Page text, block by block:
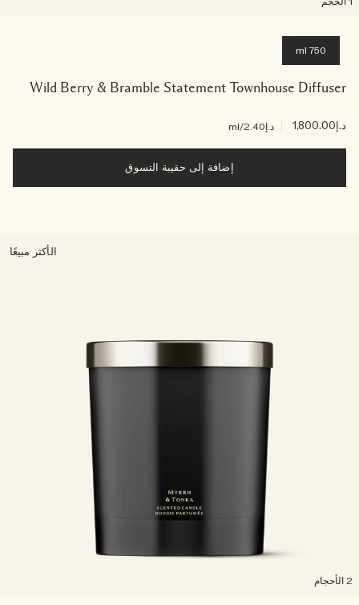
750 ml
Wild Berry & Bramble Statement Townhouse Diffuser
د.إ1,800.00 د.إ2.40 /ml
إضافة إلى حقيبة التسوق
الأكثر مبيعًا